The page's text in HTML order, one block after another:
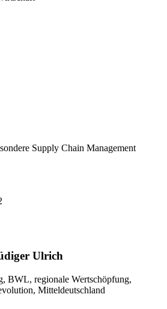
Supply Chain Management
Ulrich
BWL, regionale Wertschöpfung,
Mitteldeutschland